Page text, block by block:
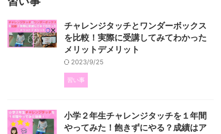
チャレンジタッチとワンダーボックス
を比較！実際に受講してみてわかった
メリットデメリット
2023/9/25
習い事
小学２年生チャレンジタッチを１年間
やってみた！飽きずにやる？成績はア